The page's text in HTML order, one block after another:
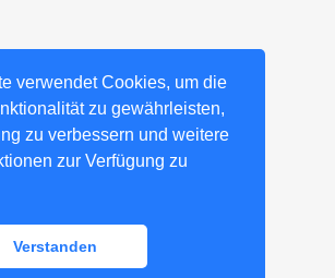
verwendet Cookies, um die
zu gewährleisten,
zu verbessern und weitere
zur Verfügung zu
Verstanden